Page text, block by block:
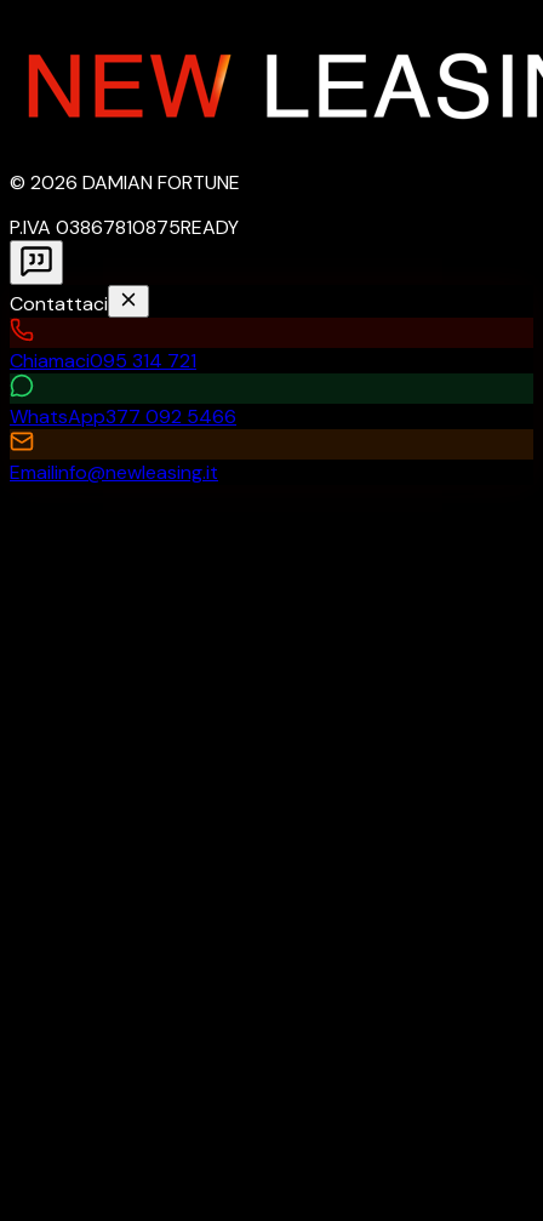
© 2026 DAMIAN FORTUNE
P.IVA 03867810875READY
Contattaci
Chiamaci095 314 721
WhatsApp377 092 5466
Emailinfo@newleasing.it